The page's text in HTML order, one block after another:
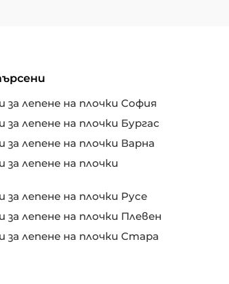
лепене на плочки София
лепене на плочки Бургас
лепене на плочки Варна
лепене на плочки
лепене на плочки Русе
лепене на плочки Плевен
лепене на плочки Стара